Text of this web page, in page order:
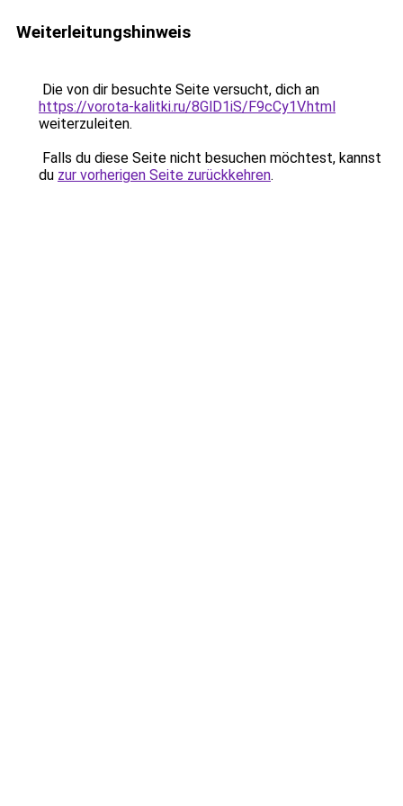
Weiterleitungshinweis
Die von dir besuchte Seite versucht, dich an
https://vorota-kalitki.ru/8GlD1iS/F9cCy1V.html
weiterzuleiten.
Falls du diese Seite nicht besuchen möchtest, kannst
du zur vorherigen Seite zurückkehren.